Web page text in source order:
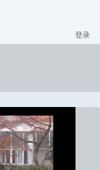
登录